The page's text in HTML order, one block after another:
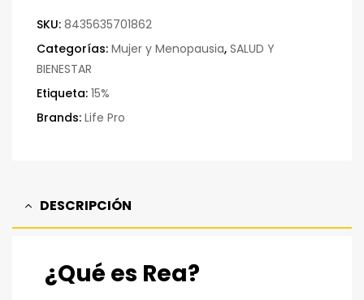
SKU: 8435635701862
Categorías: Mujer y Menopausia, SALUD Y
BIENESTAR
Etiqueta: 15%
Brands: Life Pro
DESCRIPCIÓN
¿Qué es Rea?